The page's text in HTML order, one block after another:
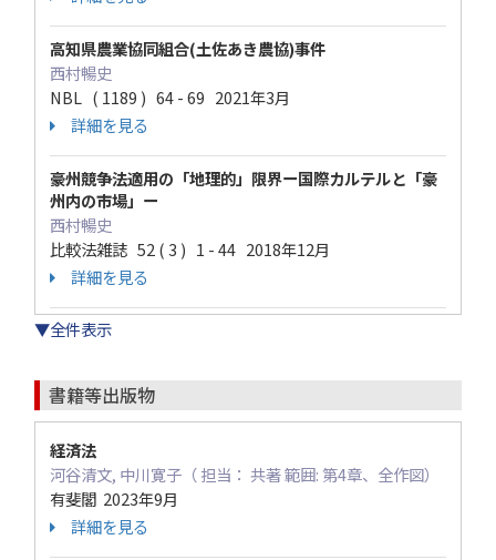
高知県農業協同組合(土佐あき農協)事件
西村暢史
NBL ( 1189 ) 64 - 69 2021年3月
詳細を見る
豪州競争法適用の「地理的」限界ー国際カルテルと「豪
州内の市場」ー
西村暢史
比較法雑誌 52 ( 3 ) 1 - 44 2018年12月
詳細を見る
▼全件表示
書籍等出版物
経済法
河谷清文, 中川寛子（ 担当： 共著 範囲: 第4章、全作図）
有斐閣 2023年9月
詳細を見る